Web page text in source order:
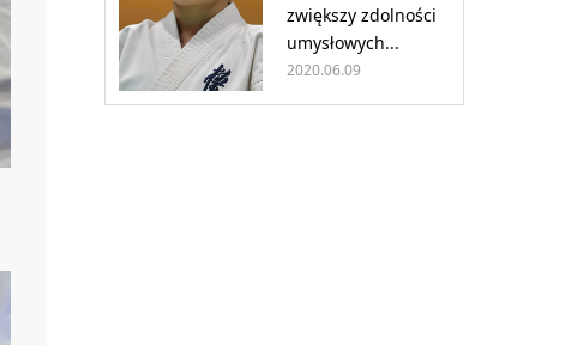
zwiększy zdolności
umysłowych...
2020.06.09